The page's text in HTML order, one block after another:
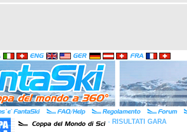
- RISULTATI GARA